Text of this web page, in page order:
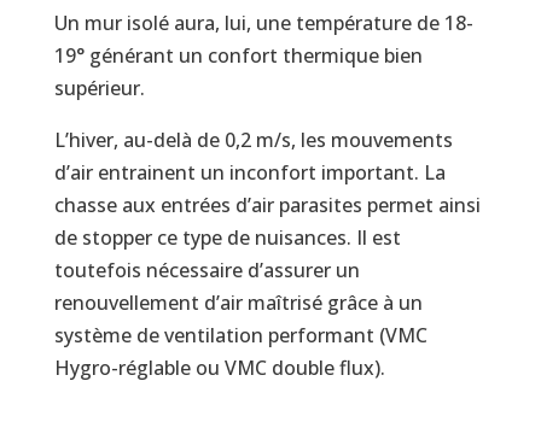
Un mur isolé aura, lui, une température de 18-
19° générant un confort thermique bien
supérieur.
L’hiver, au-delà de 0,2 m/s, les mouvements
d’air entrainent un inconfort important. La
chasse aux entrées d’air parasites permet ainsi
de stopper ce type de nuisances. Il est
toutefois nécessaire d’assurer un
renouvellement d’air maîtrisé grâce à un
système de ventilation performant (VMC
Hygro-réglable ou VMC double flux).